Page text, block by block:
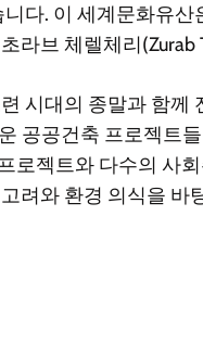
다. 이 세계문화유
라브 체렐체리
시대의 종말과 함께
공공건축 프로젝트
로젝트와 다수의 사
려와 환경 의식을